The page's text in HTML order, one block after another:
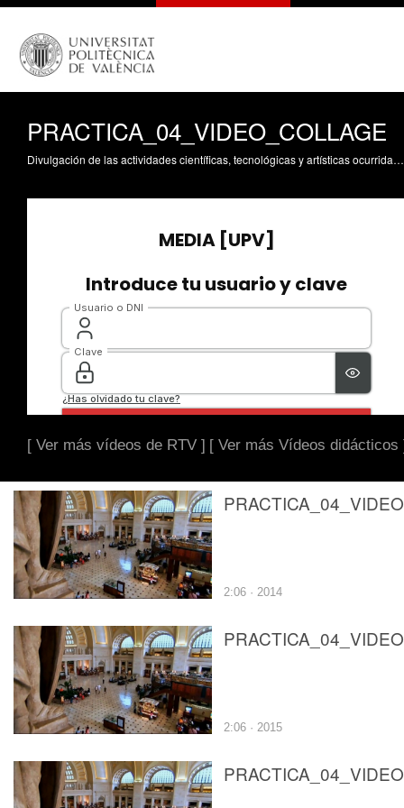
PRACTICA_04_VIDEO_COLLAGE
Divulgación de las actividades científicas, tecnológicas y artísticas ocurridas en los tres campus de la UPV
[ Ver más vídeos de RTV ] [ Ver más Vídeos didácticos
2:06 · 2014
2:06 · 2015